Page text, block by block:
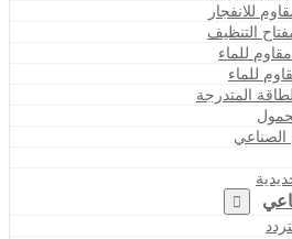
للانفجار
التنظيف
للماء
للماء
المتدرجة